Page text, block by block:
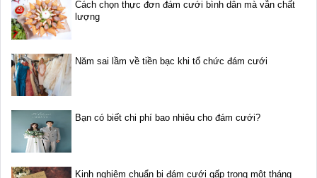
Cách chọn thực đơn đám cưới bình dân mà vẫn chất
lượng
Năm sai lầm về tiền bạc khi tổ chức đám cưới
Bạn có biết chi phí bao nhiêu cho đám cưới?
Kinh nghiệm chuẩn bị đám cưới gấp trong một tháng